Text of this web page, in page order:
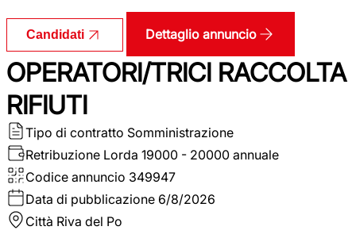
Candidati Dettaglio annuncio
OPERATORI/TRICI RACCOLTA
RIFIUTI
Tipo di contratto Somministrazione
Retribuzione Lorda 19000 - 20000 annuale
Codice annuncio 349947
Data di pubblicazione 6/8/2026
Città Riva del Po